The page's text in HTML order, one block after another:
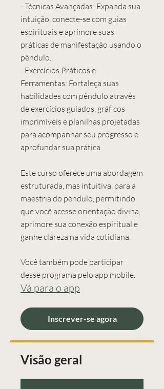
- Técnicas Avançadas: Expanda sua
intuição, conecte-se com guias
espirituais e aprimore suas
práticas de manifestação usando o
pêndulo.
- Exercícios Práticos e
Ferramentas: Fortaleça suas
habilidades com pêndulo através
de exercícios guiados, gráficos
imprimíveis e planilhas projetadas
para acompanhar seu progresso e
aprofundar sua prática.
Este curso oferece uma abordagem
estruturada, mas intuitiva, para a
maestria do pêndulo, permitindo
que você acesse orientação divina,
aprimore sua conexão espiritual e
ganhe clareza na vida cotidiana.
Você também pode participar
desse programa pelo app mobile.
Vá para o app
Inscrever-se agora
Visão geral